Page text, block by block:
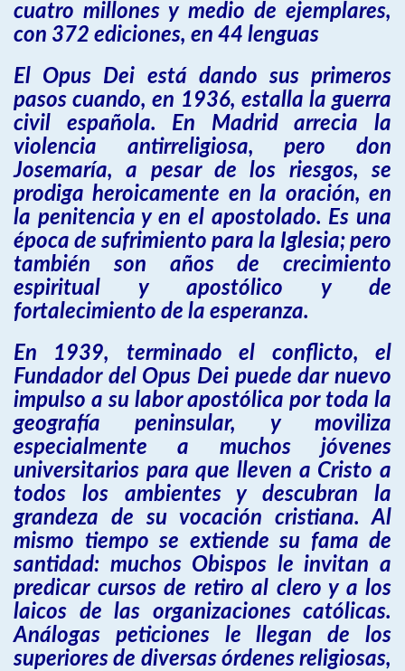
cuatro millones y medio de ejemplares,
con 372 ediciones, en 44 lenguas
El Opus Dei está dando sus primeros
pasos cuando, en 1936, estalla la guerra
civil española. En Madrid arrecia la
violencia antirreligiosa, pero don
Josemaría, a pesar de los riesgos, se
prodiga heroicamente en la oración, en
la penitencia y en el apostolado. Es una
época de sufrimiento para la Iglesia; pero
también son años de crecimiento
espiritual y apostólico y de
fortalecimiento de la esperanza.
En 1939, terminado el conflicto, el
Fundador del Opus Dei puede dar nuevo
impulso a su labor apostólica por toda la
geografía peninsular, y moviliza
especialmente a muchos jóvenes
universitarios para que lleven a Cristo a
todos los ambientes y descubran la
grandeza de su vocación cristiana. Al
mismo tiempo se extiende su fama de
santidad: muchos Obispos le invitan a
predicar cursos de retiro al clero y a los
laicos de las organizaciones católicas.
Análogas peticiones le llegan de los
superiores de diversas órdenes religiosas,